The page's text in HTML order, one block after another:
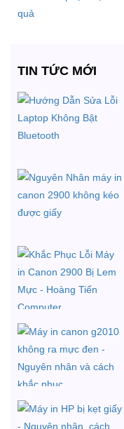
TIN TỨC MỚI